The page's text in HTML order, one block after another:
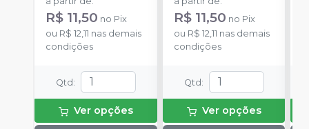
R$ 11,50 no Pix
ou R$ 12,11 nas demais
condições
Qtd :
Ver opções
R$ 11,50 no Pix
ou R$ 12,11 nas demais
condições
Qtd :
Ver opções